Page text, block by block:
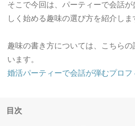
そこで今回は、パーティーで会話
しく始める趣味の選び方を紹介しま
趣味の書き方については、こちら
います。
婚活パーティーで会話が弾むプロ
目次